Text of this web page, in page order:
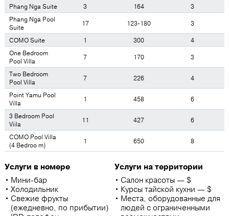
Phang Nga Suite
3 164
3
Phang Nga Pool
Suite
17 123-180 3
COMO Suite 1 300
4
One Bedroom
Pool Villa
7 170 3
Two Bedroom
Pool Villa
7 226 4
Point Yamu Pool
Villa
1 458 6
3 Bedroom Pool
Viila
11 427 6
COMO Pool Villa
(4 Bedroo m)
1 650 8
Услуги в номере
Мини-бар
Холодильник
Свежие фрукты
(ежедневно, по прибытии)
Услуги на территории
Салон красоты — $
Курсы тайской кухни — $
Места, оборудованные для
людей с ограниченными